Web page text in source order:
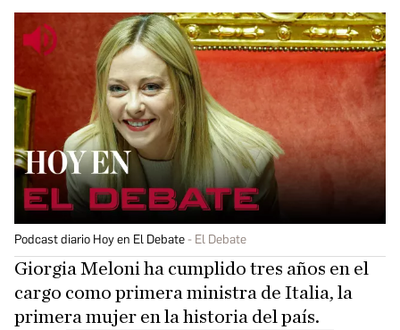
Podcast diario Hoy en El Debate El Debate
Giorgia Meloni ha cumplido tres años en el
cargo como primera ministra de Italia, la
primera mujer en la historia del país.